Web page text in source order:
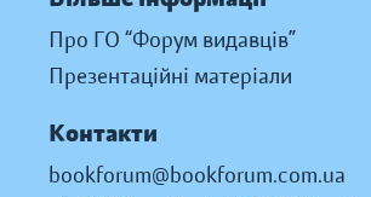
Про ГО “Форум видавців”
Презентаційні матеріали
Контакти
bookforum@bookforum.com.ua